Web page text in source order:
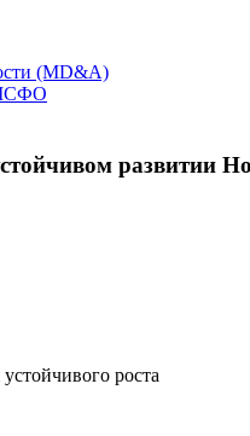
(MD&A)
МСФО
развитии
устойчивого роста